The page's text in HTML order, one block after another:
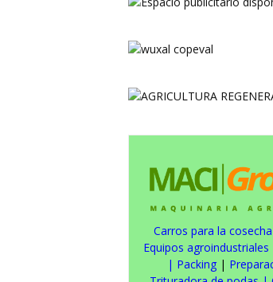
Carros para la cosecha
Equipos agroindustriales
| Packing|